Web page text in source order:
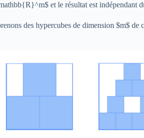
et le résultat est indépendant
des hypercubes de dimension $m$